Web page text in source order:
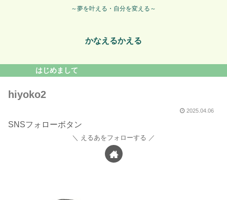
～夢を叶える・自分を変える～
かなえるかえる
はじめまして
hiyoko2
2025.04.06
SNSフォローボタン
えるあをフォローする